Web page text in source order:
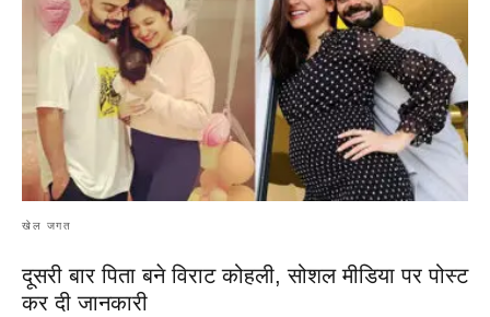
खेल जगत
दूसरी बार‌ पिता बने विराट कोहली, सोशल मीडिया पर पोस्ट
कर दी‌ जानकारी